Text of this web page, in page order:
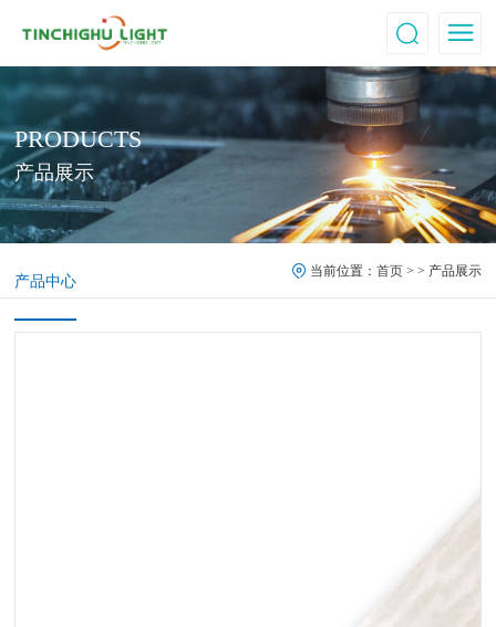
PRODUCTS
产品展示
产品中心
当前位置： 首页> > 产品展示